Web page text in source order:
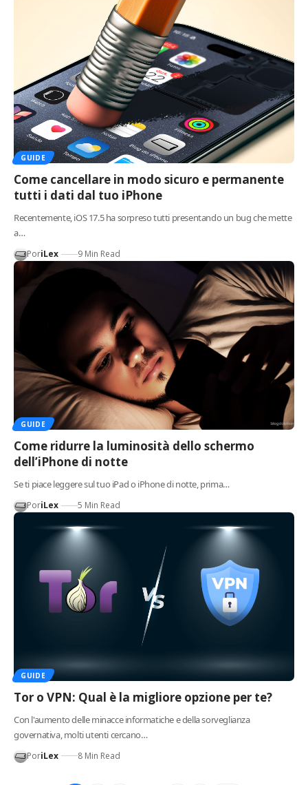
GUIDE
Come cancellare in modo sicuro e permanente
tutti i dati dal tuo iPhone
Recentemente, iOS 17.5 ha sorpreso tutti presentando un bug che mette
a…
PoriLex 9 Min Read
GUIDE
Come ridurre la luminosità dello schermo
dell’iPhone di notte
Se ti piace leggere sul tuo iPad o iPhone di notte, prima…
PoriLex 5 Min Read
GUIDE
Tor o VPN: Qual è la migliore opzione per te?
Con l'aumento delle minacce informatiche e della sorveglianza
governativa, molti utenti cercano…
PoriLex 8 Min Read